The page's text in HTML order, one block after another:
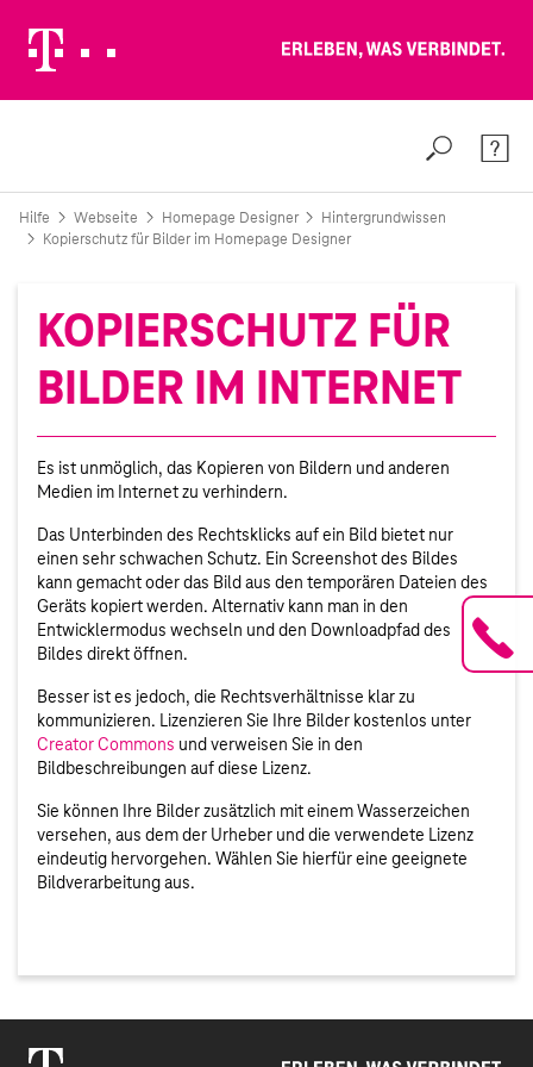
Suche
Hilfe Webseite Homepage Designer
Hintergrundwissen
Kopierschutz für Bilder im Homepage Designer
KOPIERSCHUTZ FÜR
BILDER IM INTERNET
Es ist unmöglich, das Kopieren von Bildern und anderen
Medien im Internet zu verhindern.
Das Unterbinden des Rechtsklicks auf ein Bild bietet nur
einen sehr schwachen Schutz. Ein Screenshot des Bildes
kann gemacht oder das Bild aus den temporären Dateien des
Geräts kopiert werden. Alternativ kann man in den
Entwicklermodus wechseln und den Downloadpfad des
Bildes direkt öffnen.
Besser ist es jedoch, die Rechtsverhältnisse klar zu
kommunizieren. Lizenzieren Sie Ihre Bilder kostenlos unter
Creator Commons und verweisen Sie in den
Bildbeschreibungen auf diese Lizenz.
Sie können Ihre Bilder zusätzlich mit einem Wasserzeichen
versehen, aus dem der Urheber und die verwendete Lizenz
eindeutig hervorgehen. Wählen Sie hierfür eine geeignete
Bildverarbeitung aus.